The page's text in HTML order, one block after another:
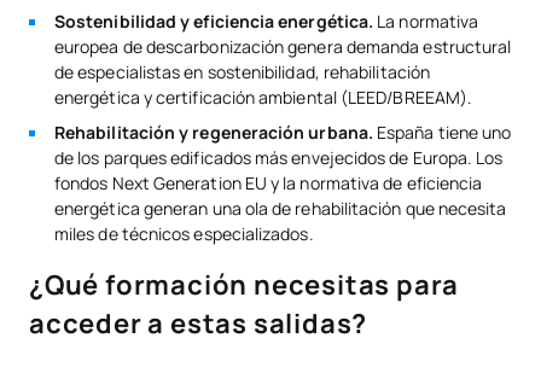
Sostenibilidad y eficiencia energética. La normativa
europea de descarbonización genera demanda estructural
de especialistas en sostenibilidad, rehabilitación
energética y certificación ambiental (LEED/BREEAM).
Rehabilitación y regeneración urbana. España tiene uno
de los parques edificados más envejecidos de Europa. Los
fondos Next Generation EU y la normativa de eficiencia
energética generan una ola de rehabilitación que necesita
miles de técnicos especializados.
¿Qué formación necesitas para
acceder a estas salidas?